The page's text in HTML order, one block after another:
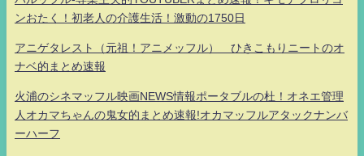
ンおたく！初老人の介護生活！激動の1750日
アニゲタレスト（元祖！アニメッフル） ひきこもりニートのオ
ナベ的まとめ速報
火浦のシネマッフル映画NEWS情報ポータブルの杜！オネエ管理
人オカマちゃんの鬼女的まとめ速報!オカマッフルアタックナンバ
ーハーフ